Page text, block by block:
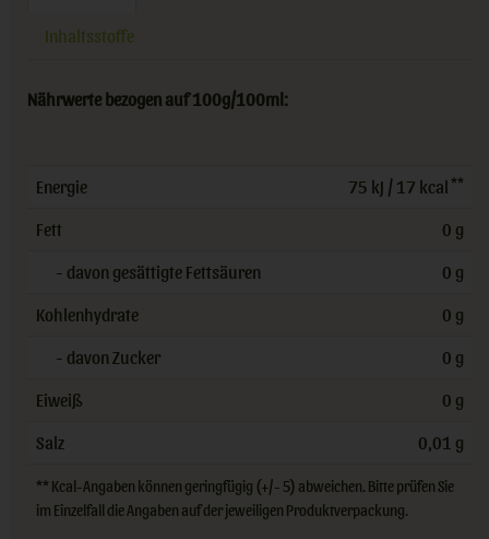
Inhaltsstoffe
Nährwerte bezogen auf 100g/100ml:
Energie 75 kJ / 17 kcal**
Fett 0 g
- davon gesättigte Fettsäuren 0 g
Kohlenhydrate 0 g
- davon Zucker 0 g
Eiweiß 0 g
Salz 0,01 g
** Kcal-Angaben können geringfügig (+/- 5) abweichen. Bitte prüfen Sie
im Einzelfall die Angaben auf der jeweiligen Produktverpackung.